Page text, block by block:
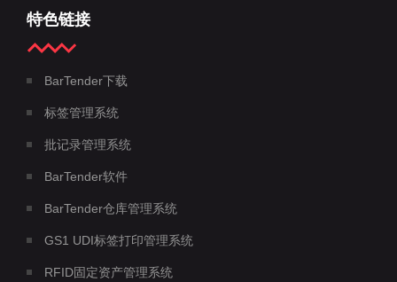
特色链接
BarTender下载
标签管理系统
批记录管理系统
BarTender软件
BarTender仓库管理系统
GS1 UDI标签打印管理系统
RFID固定资产管理系统